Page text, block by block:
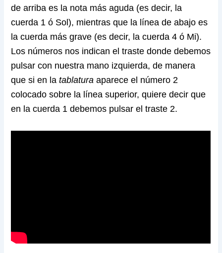
de arriba es la nota más aguda (es decir, la
cuerda 1 ó Sol), mientras que la línea de abajo es
la cuerda más grave (es decir, la cuerda 4 ó Mi).
Los números nos indican el traste donde debemos
pulsar con nuestra mano izquierda, de manera
que si en latablatura aparece el número 2
colocado sobre la línea superior, quiere decir que
en la cuerda 1 debemos pulsar el traste 2.